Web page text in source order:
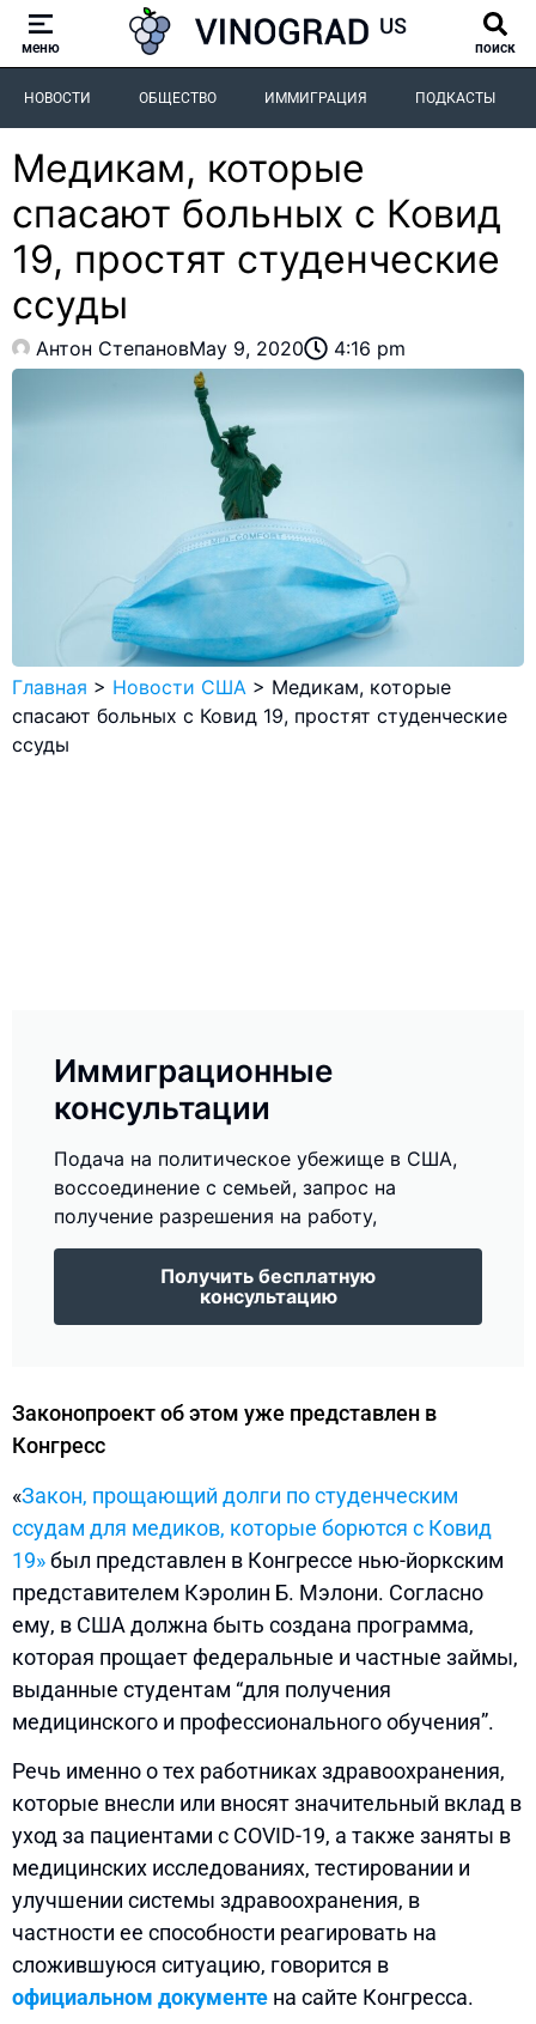
меню поиск
НОВОСТИ ОБЩЕСТВО ИММИГРАЦИЯ ПОДКАСТЫ
Медикам, которые
спасают больных с Ковид
19, простят студенческие
ссуды
Антон СтепановMay 9, 2020 4:16 pm
Главная > Новости США > Медикам, которые
спасают больных с Ковид 19, простят студенческие
ссуды
Иммиграционные
консультации
Подача на политическое убежище в США,
воссоединение с семьей, запрос на
получение разрешения на работу,
Получить бесплатную
консультацию
Законопроект об этом уже представлен в
Конгресс
«Закон, прощающий долги по студенческим
ссудам для медиков, которые борются с Ковид
19»был представлен в Конгрессе нью-йоркским
представителем Кэролин Б. Мэлони. Согласно
ему, в США должна быть создана программа,
которая прощает федеральные и частные займы,
выданные студентам “для получения
медицинского и профессионального обучения”.
Речь именно о тех работниках здравоохранения,
которые внесли или вносят значительный вклад в
уход за пациентами с COVID-19, а также заняты в
медицинских исследованиях, тестировании и
улучшении системы здравоохранения, в
частности ее способности реагировать на
сложившуюся ситуацию, говорится в
официальном документе на сайте Конгресса.